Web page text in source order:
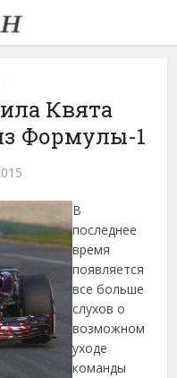
Квята
Формулы-1
В
последнее
время
появляется
все больше
слухов о
возможном
уходе
команды